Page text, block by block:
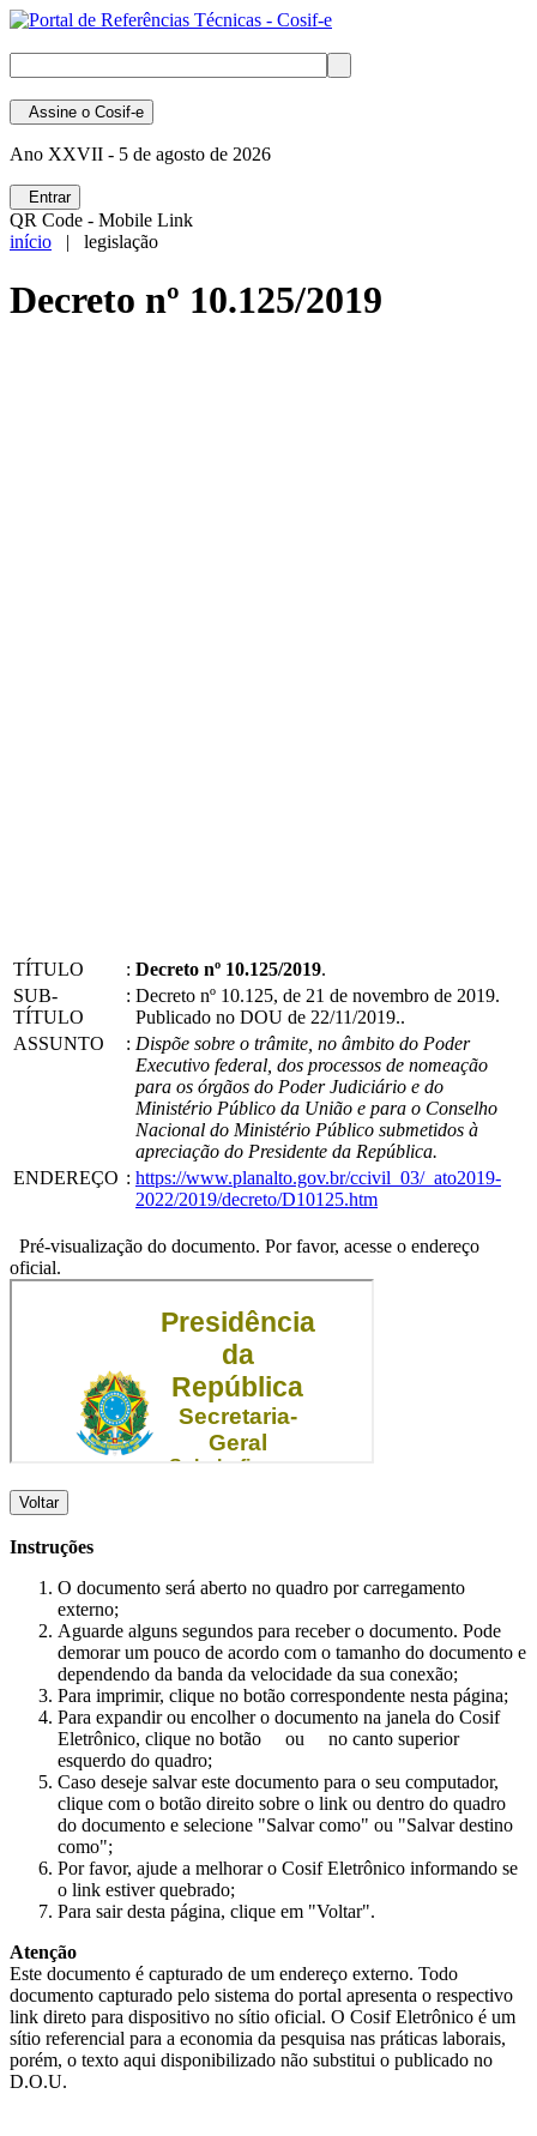
Assine o Cosif-e
Ano XXVII - 5 de agosto de 2026
Entrar
QR Code - Mobile Link
início | legislação
Decreto nº 10.125/2019
TÍTULO : Decreto nº 10.125/2019.
SUB-
TÍTULO
: Decreto nº 10.125, de 21 de novembro de 2019.
Publicado no DOU de 22/11/2019..
ASSUNTO
: Dispõe sobre o trâmite, no âmbito do Poder
Executivo federal, dos processos de nomeação
para os órgãos do Poder Judiciário e do
Ministério Público da União e para o Conselho
Nacional do Ministério Público submetidos à
apreciação do Presidente da República.
ENDEREÇO : https://www.planalto.gov.br/ccivil_03/_ato2019-
2022/2019/decreto/D10125.htm
Pré-visualização do documento. Por favor, acesse o endereço
oficial.
Voltar
Instruções
O documento será aberto no quadro por carregamento
externo;
Aguarde alguns segundos para receber o documento. Pode
demorar um pouco de acordo com o tamanho do documento e
dependendo da banda da velocidade da sua conexão;
Para imprimir, clique no botão correspondente nesta página;
Para expandir ou encolher o documento na janela do Cosif
Eletrônico, clique no botão
ou
no canto superior
esquerdo do quadro;
Caso deseje salvar este documento para o seu computador,
clique com o botão direito sobre o link ou dentro do quadro
do documento e selecione "Salvar como" ou "Salvar destino
como";
Por favor, ajude a melhorar o Cosif Eletrônico informando se
o link estiver quebrado;
Para sair desta página, clique em "Voltar".
Atenção
Este documento é capturado de um endereço externo. Todo
documento capturado pelo sistema do portal apresenta o respectivo
link direto para dispositivo no sítio oficial. O Cosif Eletrônico é um
sítio referencial para a economia da pesquisa nas práticas laborais,
porém, o texto aqui disponibilizado não substitui o publicado no
D.O.U.